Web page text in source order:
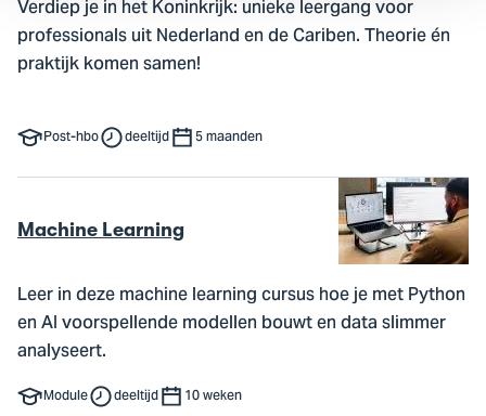
Verdiep je in het Koninkrijk: unieke leergang voor
professionals uit Nederland en de Cariben. Theorie én
praktijk komen samen!
Post-hbo deeltijd 5 maanden
Machine Learning
Leer in deze machine learning cursus hoe je met Python
en AI voorspellende modellen bouwt en data slimmer
analyseert.
Module deeltijd 10 weken